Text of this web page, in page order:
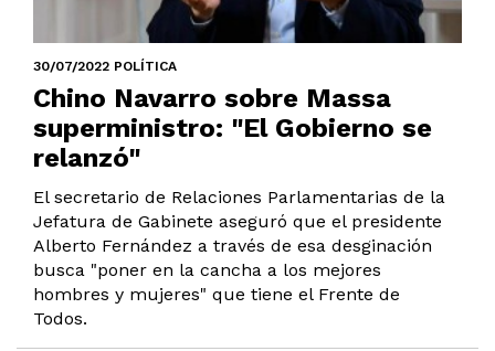
30/07/2022 POLÍTICA
Chino Navarro sobre Massa
superministro: "El Gobierno se
relanzó"
El secretario de Relaciones Parlamentarias de la
Jefatura de Gabinete aseguró que el presidente
Alberto Fernández a través de esa desginación
busca "poner en la cancha a los mejores
hombres y mujeres" que tiene el Frente de
Todos.